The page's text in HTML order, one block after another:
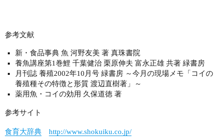
参考文献
新・食品事典 魚 河野友美 著 真珠書院
養魚講座第1巻鯉 千葉健治 栗原伸夫 富永正雄 共著 緑書房
月刊誌 養殖2002年10月号 緑書房 ～今月の現場メモ「コイの
養殖種その特徴と形質 渡辺直樹著」～
薬用魚・コイの効用 久保道徳 著
参考サイト
食育大辞典 http://www.shokuiku.co.jp/